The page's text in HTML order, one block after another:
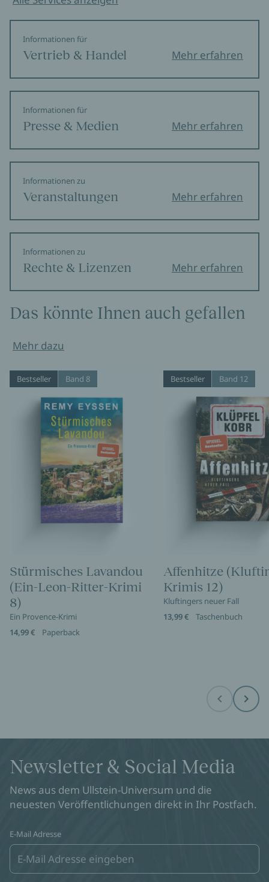
Informationen für
Vertrieb & Handel Mehr erfahren
Informationen für
Presse & Medien Mehr erfahren
Informationen zu
Veranstaltungen Mehr erfahren
Informationen zu
Rechte & Lizenzen Mehr erfahren
Das könnte Ihnen auch gefallen
Mehr dazu
Bestseller Band 8
Stürmisches Lavandou
(Ein-Leon-Ritter-Krimi
8)
Ein Provence-Krimi
14,99 €
Paperback
Bestseller Band 12
Affenhitze
Krimis 12)
Kluftingers neuer Fall
13,99 €
Taschenbuch
Before Next
Newsletter & Social Media
News aus dem Ullstein-Universum und die
neuesten Veröffentlichungen direkt in Ihr Postfach.
E-Mail Adresse